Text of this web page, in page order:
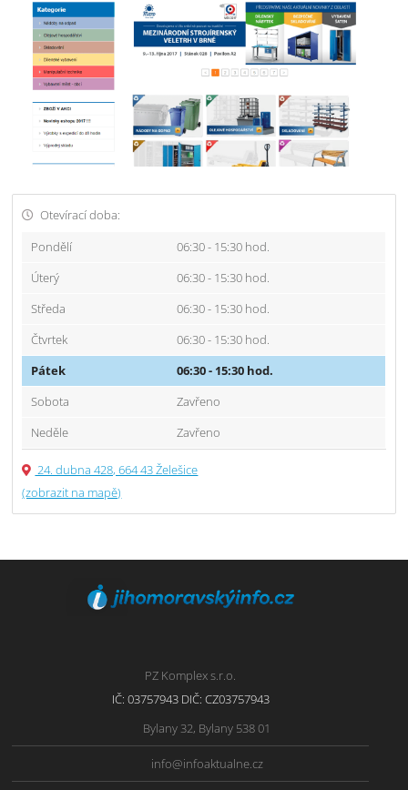
Otevírací doba:
Pondělí
06:30 - 15:30 hod.
Úterý
06:30 - 15:30 hod.
Středa
06:30 - 15:30 hod.
Čtvrtek
06:30 - 15:30 hod.
Pátek
06:30 - 15:30 hod.
Sobota
Zavřeno
Neděle
Zavřeno
24. dubna 428, 664 43 Želešice
(zobrazit na mapě)
PZ Komplex s.r.o.
IČ: 03757943 DIČ: CZ03757943
Bylany 32, Bylany 538 01
info@infoaktualne.cz